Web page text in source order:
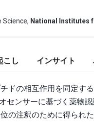
Science, National Institutes
こし インサイト
ドの相互作用を同定す
センサーに基づく薬物
の注釈のために得られ